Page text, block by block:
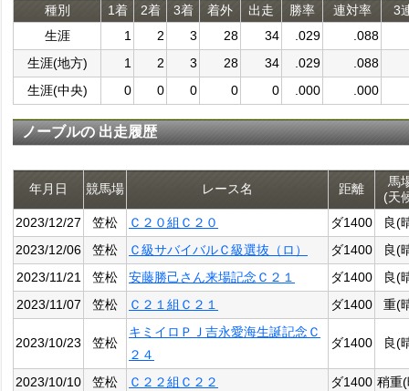
種別 1着 2着 3着 着外 出走 勝率 連対率
3
生涯
1 2 3 28 34 .029
.088
生涯(地方)
1 2 3 28 34 .029
.088
生涯(中央)
0 0 0 0 0 .000 .000
ノーブルの 出走履歴
年月日 競馬場 レース名 距離
馬
(天
2023/12/27
笠松 Ｃ２０組Ｃ２０ ダ1400
良(
2023/12/06
笠松 Ｃ級サバイバルＣ級選抜（ロ） ダ1400
良(
2023/11/21
笠松 安藤勝己さん来場記念Ｃ２１ ダ1400
良(
2023/11/07
笠松 Ｃ２１組Ｃ２１ ダ1400 重(
2023/10/23 笠松
キミイロＰＪ吉永愛海生誕記念Ｃ
２４
ダ1400 良(
2023/10/10 笠松 Ｃ２２組Ｃ２２ ダ1400 稍重